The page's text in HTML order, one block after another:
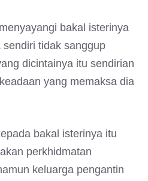
bakal isterinya
tidak sanggup
dicintainya itu sendirian
yang memaksa dia
bakal isterinya itu
perkhidmatan
keluarga pengantin